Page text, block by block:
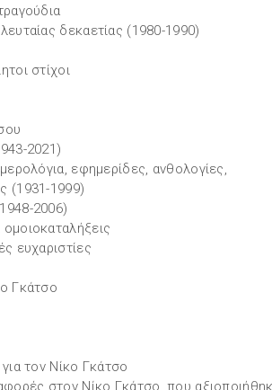
δεκαετίας (1980-1990)
στίχοι
2021)
εφημερίδες, ανθολογίες,
(1931-1999)
2006)
ευχαριστίες
Γκάτσο
τον Νίκο Γκάτσο
στον Νίκο Γκάτσο, που